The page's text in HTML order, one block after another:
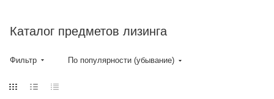
Каталог предметов лизинга
Фильтр По популярности (убывание)